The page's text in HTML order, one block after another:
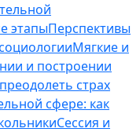
этапыПерспективы
Мягкие и
и построении
страх
сфере: как
Сессия и